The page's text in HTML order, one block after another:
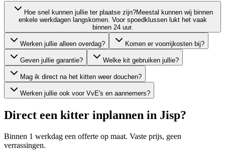
Hoe snel kunnen jullie ter plaatse zijn?Meestal kunnen wij binnen
enkele werkdagen langskomen. Voor spoedklussen lukt het vaak
binnen 24 uur.
Werken jullie alleen overdag? Komen er voorrijkosten bij?
Geven jullie garantie? Welke kit gebruiken jullie?
Mag ik direct na het kitten weer douchen?
Werken jullie ook voor VvE's en aannemers?
Direct een kitter inplannen in Jisp?
Binnen 1 werkdag een offerte op maat. Vaste prijs, geen
verrassingen.